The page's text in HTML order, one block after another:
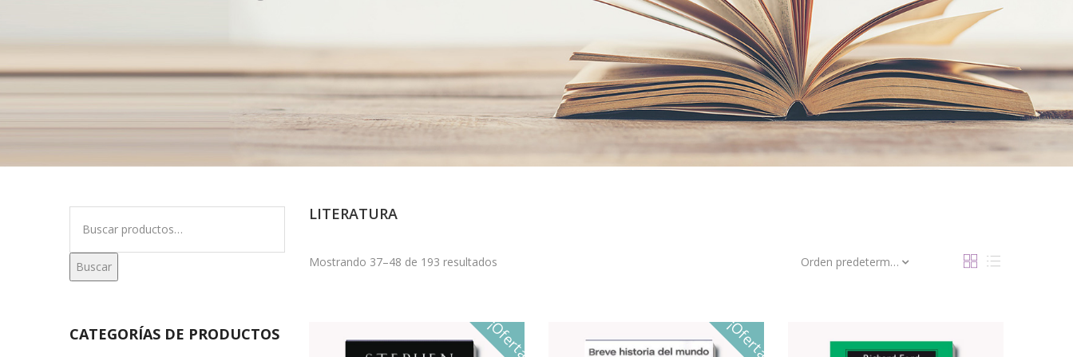
LITERATURA
Mostrando 37–48 de 193 resultados Orden predeterminado
¡Oferta! ¡Oferta!
Buscar
CATEGORÍAS DE PRODUCTOS